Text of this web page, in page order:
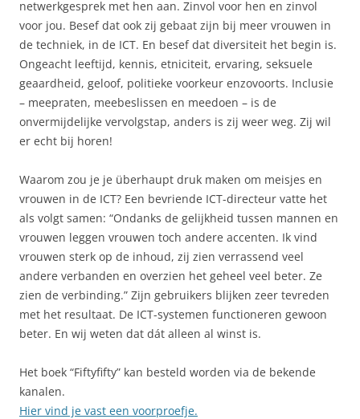
netwerkgesprek met hen aan. Zinvol voor hen en zinvol
voor jou. Besef dat ook zij gebaat zijn bij meer vrouwen in
de techniek, in de ICT. En besef dat diversiteit het begin is.
Ongeacht leeftijd, kennis, etniciteit, ervaring, seksuele
geaardheid, geloof, politieke voorkeur enzovoorts. Inclusie
– meepraten, meebeslissen en meedoen – is de
onvermijdelijke vervolgstap, anders is zij weer weg. Zij wil
er echt bij horen!
Waarom zou je je überhaupt druk maken om meisjes en
vrouwen in de ICT? Een bevriende ICT-directeur vatte het
als volgt samen: “Ondanks de gelijkheid tussen mannen en
vrouwen leggen vrouwen toch andere accenten. Ik vind
vrouwen sterk op de inhoud, zij zien verrassend veel
andere verbanden en overzien het geheel veel beter. Ze
zien de verbinding.” Zijn gebruikers blijken zeer tevreden
met het resultaat. De ICT-systemen functioneren gewoon
beter. En wij weten dat dát alleen al winst is.
Het boek “Fiftyfifty” kan besteld worden via de bekende
kanalen.
Hier vind je vast een voorproefje.